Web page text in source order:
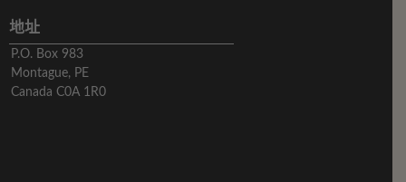
地址
P.O. Box 983
Montague, PE
Canada C0A 1R0